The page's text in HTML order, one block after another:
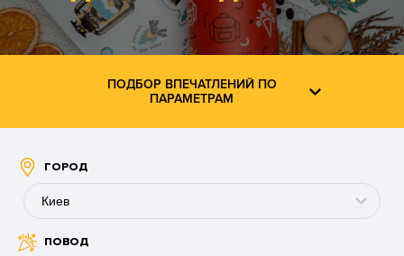
ПОДБОР ВПЕЧАТЛЕНИЙ ПО
ПАРАМЕТРАМ
ГОРОД
Киев
Буковель
ПОВОД